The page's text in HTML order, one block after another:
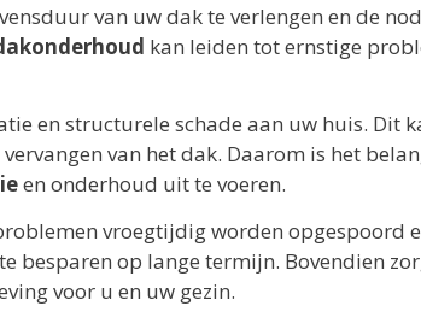
van uw dak te verlengen en de
kan leiden tot ernstige
en structurele schade aan uw huis. Dit
van het dak. Daarom is het
en onderhoud uit te voeren.
vroegtijdig worden opgespoord
besparen op lange termijn. Bovendien
voor u en uw gezin.